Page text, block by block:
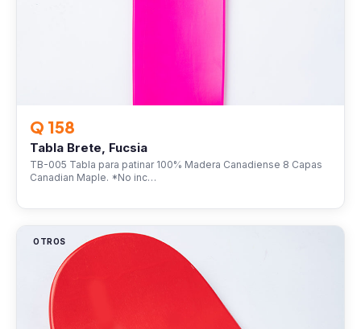
Q 158
Tabla Brete, Fucsia
TB-005 Tabla para patinar 100% Madera Canadiense 8 Capas
Canadian Maple. *No inc…
OTROS